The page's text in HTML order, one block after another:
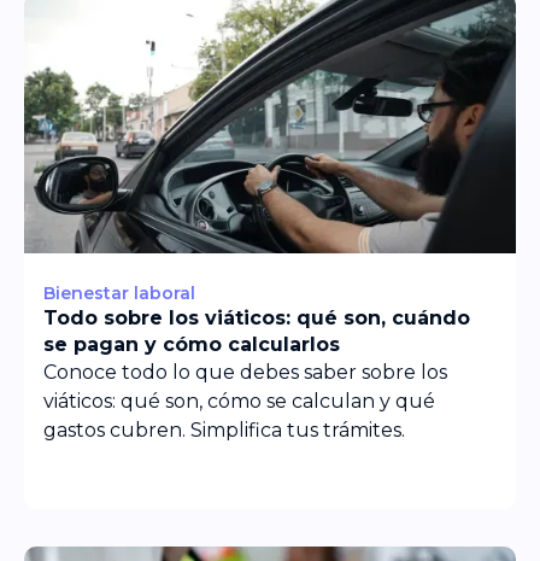
Bienestar laboral
Todo sobre los viáticos: qué son, cuándo
se pagan y cómo calcularlos
Conoce todo lo que debes saber sobre los
viáticos: qué son, cómo se calculan y qué
gastos cubren. Simplifica tus trámites.